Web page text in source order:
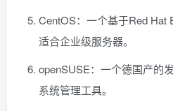
CentOS：一个基于Red Hat
适合企业级服务器。
openSUSE：一个德国产的
系统管理工具。